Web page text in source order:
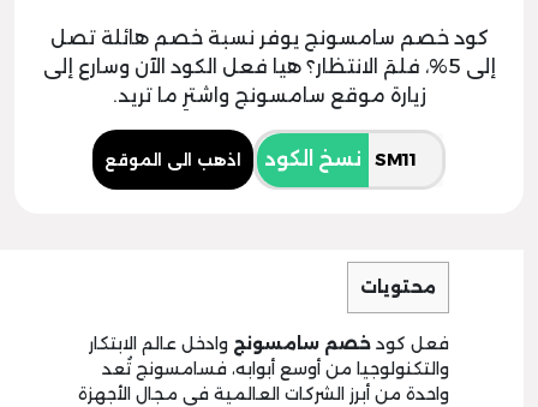
كود خصم سامسونج يوفر نسبة خصم هائلة تصل
إلى 5%، فلمَ الانتظار؟ هيا فعل الكود الآن وسارع إلى
زيارة موقع سامسونج واشترِ ما تريد.
نسخ الكود اذهب الى الموقع
محتويات
فعل كود خصم سامسونج وادخل عالم الابتكار
والتكنولوجيا من أوسع أبوابه، فسامسونج تُعد
واحدة من أبرز الشركات العالمية في مجال الأجهزة